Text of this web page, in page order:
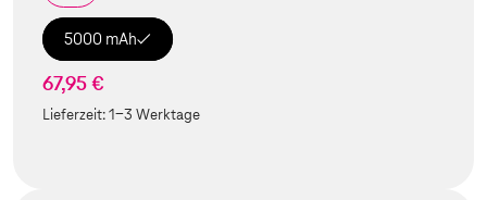
5000 mAh
67,95 €
Lieferzeit:1-3 Werktage